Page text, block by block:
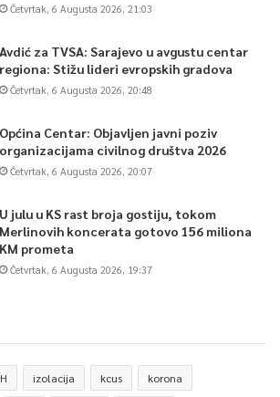
Četvrtak, 6 Augusta 2026, 21:03
Avdić za TVSA: Sarajevo u avgustu centar
regiona: Stižu lideri evropskih gradova
Četvrtak, 6 Augusta 2026, 20:48
Općina Centar: Objavljen javni poziv
organizacijama civilnog društva 2026
Četvrtak, 6 Augusta 2026, 20:07
U julu u KS rast broja gostiju, tokom
Merlinovih koncerata gotovo 156 miliona
KM prometa
Četvrtak, 6 Augusta 2026, 19:37
izolacija kcus korona